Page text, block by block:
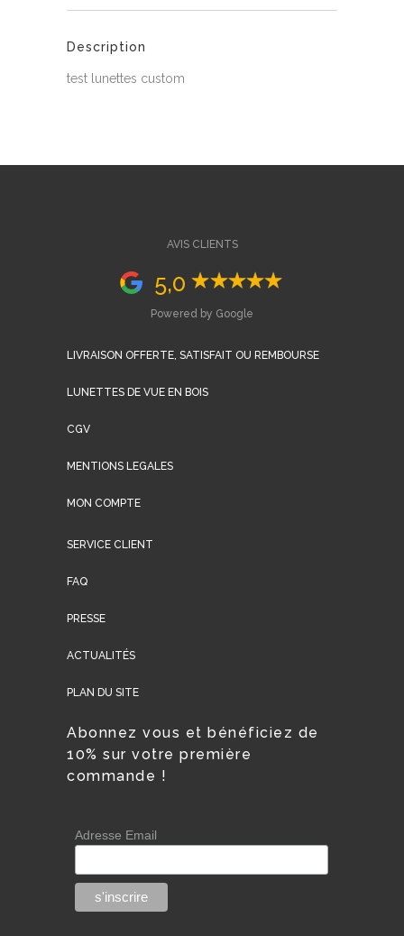
Description
test lunettes custom
AVIS CLIENTS
5,0
Powered by Google
LIVRAISON OFFERTE, SATISFAIT OU REMBOURSE
LUNETTES DE VUE EN BOIS
CGV
MENTIONS LEGALES
MON COMPTE
SERVICE CLIENT
FAQ
PRESSE
ACTUALITÉS
PLAN DU SITE
Abonnez vous et bénéficiez de
10% sur votre première
commande !
Adresse Email